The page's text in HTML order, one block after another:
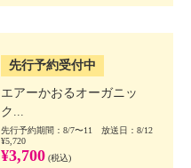
先行予約受付中
エアーかおるオーガニッ
ク...
先行予約期間：8/7〜11 放送日：8/12
¥5,720
¥3,700 (税込)